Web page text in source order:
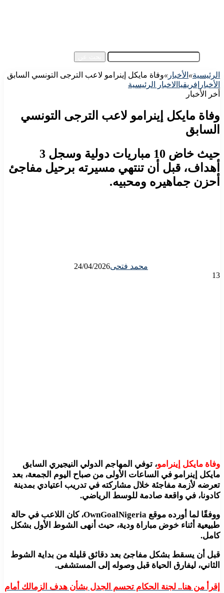
الرئيسية» الأخبار »وفاة مايكل إينرامو لاعب الترجى التونسي السابق
الأخبار إفريقيا الاخبار الرئيسية
أخر الأخبار
وفاة مايكل إينرامو لاعب الترجى التونسي
السابق
حيث خاض 10 مباريات دولية وسجل 3
أهداف، قبل أن تنتهي مسيرته برحيل مفاجئ
أحزن جماهيره ومحبيه.
محمد فتحى24/04/2026
13
وفاة مايكل إينرامو، توفي المهاجم الدولي النيجيري السابق
مايكل إينرامو في الساعات الأولى من صباح اليوم الجمعة، بعد
تعرضه لأزمة مفاجئة خلال مشاركته في تدريب اعتيادي بمدينة
كادونا، في واقعة صادمة للوسط الرياضي.
ووفقًا لما أورده موقع OwnGoalNigeria، كان اللاعب في حالة
طبيعية أثناء خوض مباراة ودية، حيث أنهى الشوط الأول بشكل
كامل.
قبل أن يسقط بشكل مفاجئ بعد دقائق قليلة من بداية الشوط
الثاني، ليفارق الحياة قبل وصوله إلى المستشفى.
إقرأ من هنا.. لجنة الحكام تحسم الجدل بشأن هدف الزمالك أمام